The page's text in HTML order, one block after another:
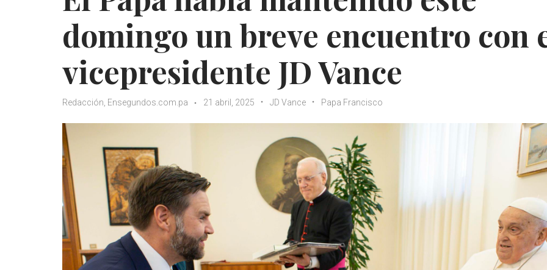
domingo un breve encuentro con
vicepresidente JD Vance
Redacción, Ensegundos.com.pa 21 abril, 2025 JD Vance Papa Francisco